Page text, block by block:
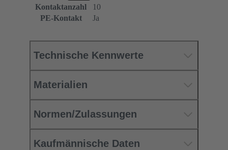
Kontaktanzahl
10
PE-Kontakt
Ja
Technische Kennwerte
Materialien
Normen/Zulassungen
Kaufmännische Daten